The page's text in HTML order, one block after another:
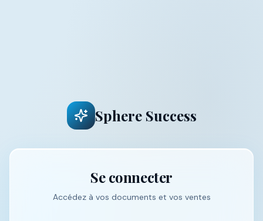
Sphere Success
Se connecter
Accédez à vos documents et vos ventes